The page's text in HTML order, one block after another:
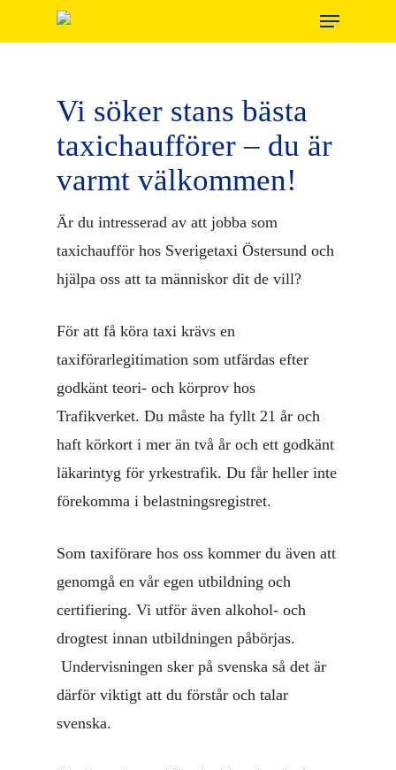
to
Menu
Vi söker stans bästa
taxichaufförer – du är
varmt välkommen!
Är du intresserad av att jobba som
taxichaufför hos Sverigetaxi Östersund och
hjälpa oss att ta människor dit de vill?
För att få köra taxi krävs en
taxiförarlegitimation som utfärdas efter
godkänt teori- och körprov hos
Trafikverket. Du måste ha fyllt 21 år och
haft körkort i mer än två år och ett godkänt
läkarintyg för yrkestrafik. Du får heller inte
förekomma i belastningsregistret.
Som taxiförare hos oss kommer du även att
genomgå en vår egen utbildning och
certifiering. Vi utför även alkohol- och
drogtest innan utbildningen påbörjas.
Undervisningen sker på svenska så det är
därför viktigt att du förstår och talar
svenska.